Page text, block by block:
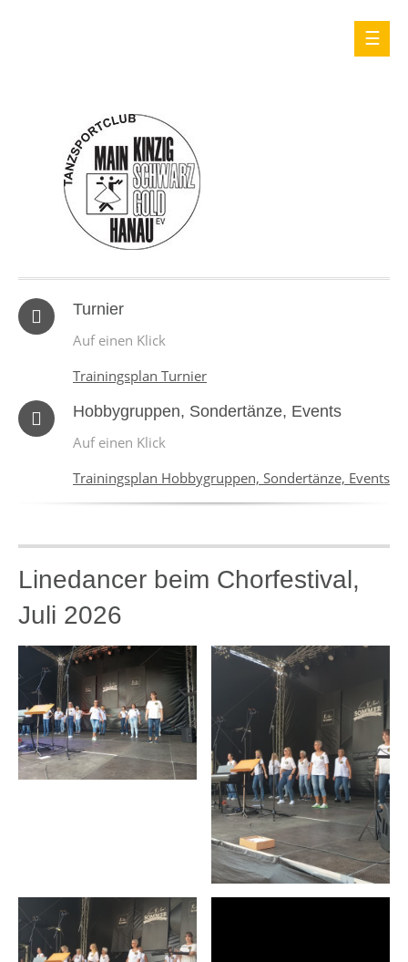
Turnier
Auf einen Klick
Trainingsplan Turnier
Hobbygruppen, Sondertänze, Events
Auf einen Klick
Trainingsplan Hobbygruppen, Sondertänze, Events
Linedancer beim Chorfestival,
Juli 2026